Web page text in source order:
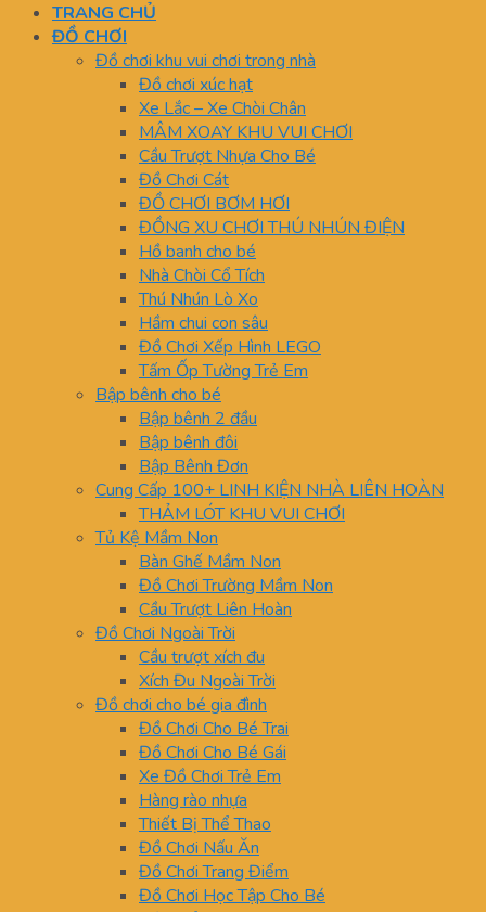
TRANG CHỦ
ĐỒ CHƠI
Đồ chơi khu vui chơi trong nhà
Đồ chơi xúc hạt
Xe Lắc – Xe Chòi Chân
MÂM XOAY KHU VUI CHƠI
Cầu Trượt Nhựa Cho Bé
Đồ Chơi Cát
ĐỒ CHƠI BƠM HƠI
ĐỒNG XU CHƠI THÚ NHÚN ĐIỆN
Hồ banh cho bé
Nhà Chòi Cổ Tích
Thú Nhún Lò Xo
Hầm chui con sâu
Đồ Chơi Xếp Hình LEGO
Tấm Ốp Tường Trẻ Em
Bập bênh cho bé
Bập bênh 2 đầu
Bập bênh đôi
Bập Bênh Đơn
Cung Cấp 100+ LINH KIỆN NHÀ LIÊN HOÀN
THẢM LÓT KHU VUI CHƠI
Tủ Kệ Mầm Non
Bàn Ghế Mầm Non
Đồ Chơi Trường Mầm Non
Cầu Trượt Liên Hoàn
Đồ Chơi Ngoài Trời
Cầu trượt xích đu
Xích Đu Ngoài Trời
Đồ chơi cho bé gia đình
Đồ Chơi Cho Bé Trai
Đồ Chơi Cho Bé Gái
Xe Đồ Chơi Trẻ Em
Hàng rào nhựa
Thiết Bị Thể Thao
Đồ Chơi Nấu Ăn
Đồ Chơi Trang Điểm
Đồ Chơi Học Tập Cho Bé